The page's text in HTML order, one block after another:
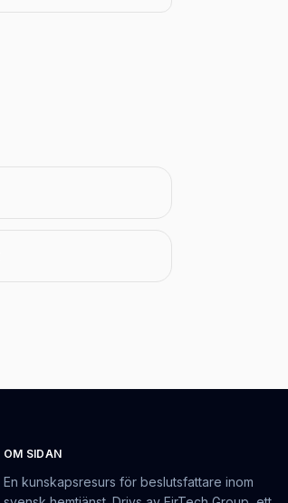
OM SIDAN
En kunskapsresurs för beslutsfattare inom